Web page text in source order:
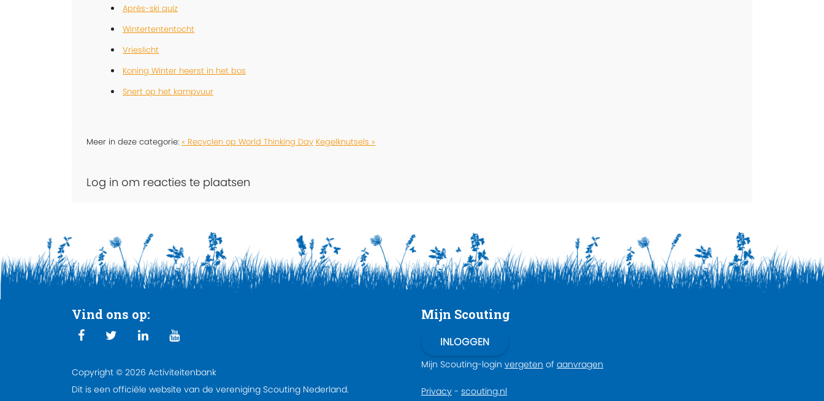
Après-ski quiz
Wintertententocht
Vrieslicht
Koning Winter heerst in het bos
Snert op het kampvuur
Meer in deze categorie: « Recyclen op World Thinking Day Kegelknutsels »
Log in om reacties te plaatsen
Vind ons op:
Copyright © 2026 Activiteitenbank
Dit is een officiële website van de vereniging Scouting Nederland.
Mijn Scouting
Mijn Scouting-login vergeten of aanvragen
Privacy - scouting.nl